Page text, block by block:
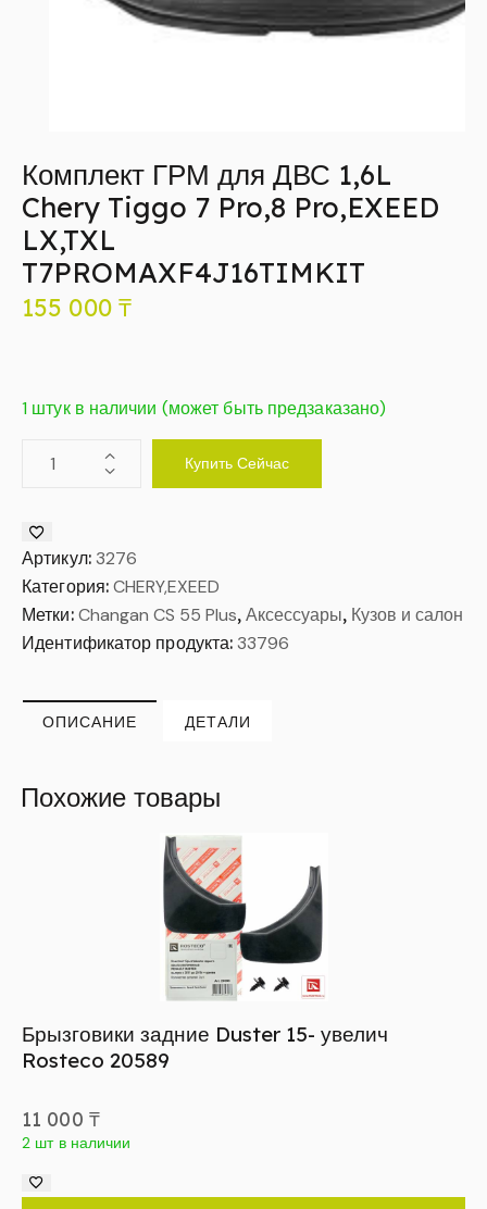
Комплект ГРМ для ДВС 1,6L
Chery Tiggo 7 Pro,8 Pro,EXEED
LX,TXL
T7PROMAXF4J16TIMKIT
155 000 ₸
1 штук в наличии (может быть предзаказано)
Купить Сейчас
Артикул: 3276
Категория:CHERY,EXEED
Метки: Changan CS 55 Plus, Аксессуары, Кузов и салон
Идентификатор продукта:33796
ОПИСАНИЕ ДЕТАЛИ
Похожие товары
Брызговики задние Duster 15- увелич
Rosteco 20589
11 000 ₸
2 шт в наличии